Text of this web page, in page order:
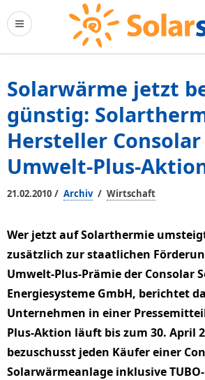
Solarwärme jetzt
günstig:
Hersteller
Umwelt-Plus-
21.02.2010 / Archiv / Wirtschaft
Wer jetzt auf Solarthermie
zusätzlich zur staatlichen
Umwelt-Plus-Prämie der Consolar
Energiesysteme GmbH, berichtet
Unternehmen in einer
Plus-Aktion läuft bis zum 30. April
bezuschusst jeden Käufer einer
Solarwärmeanlage inklusive